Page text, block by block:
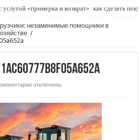
услугой «примерка и возврат»: как сделать
незаменимые помощники в
/
котключены